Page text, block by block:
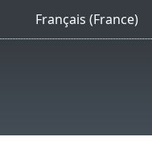
Français (France)